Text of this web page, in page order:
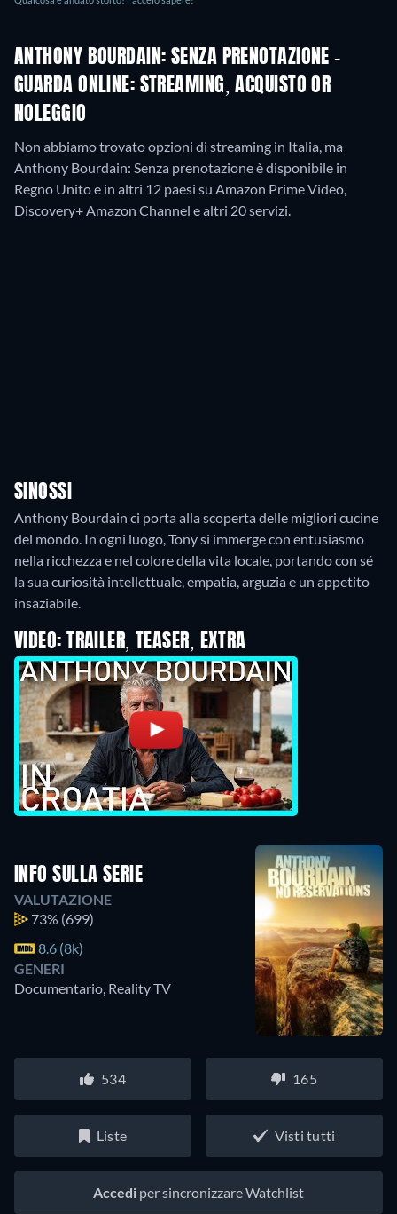
ANTHONY BOURDAIN: SENZA PRENOTAZIONE -
GUARDA ONLINE: STREAMING, ACQUISTO OR
NOLEGGIO
Non abbiamo trovato opzioni di streaming in Italia, ma
Anthony Bourdain: Senza prenotazione è disponibile in
Regno Unito e in altri 12 paesi su Amazon Prime Video,
Discovery+ Amazon Channel e altri 20 servizi.
SINOSSI
Anthony Bourdain ci porta alla scoperta delle migliori cucine
del mondo. In ogni luogo, Tony si immerge con entusiasmo
nella ricchezza e nel colore della vita locale, portando con sé
la sua curiosità intellettuale, empatia, arguzia e un appetito
VIDEO: TRAILER, TEASER, EXTRA
INFO SULLA SERIE
VALUTAZIONE
73% (699)
8.6 (8k)
GENERI
Documentario, Reality TV
534 165
Liste Visti tutti
Accedi per sincronizzare Watchlist